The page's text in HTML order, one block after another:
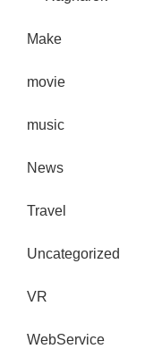
Make
movie
music
News
Travel
Uncategorized
VR
WebService